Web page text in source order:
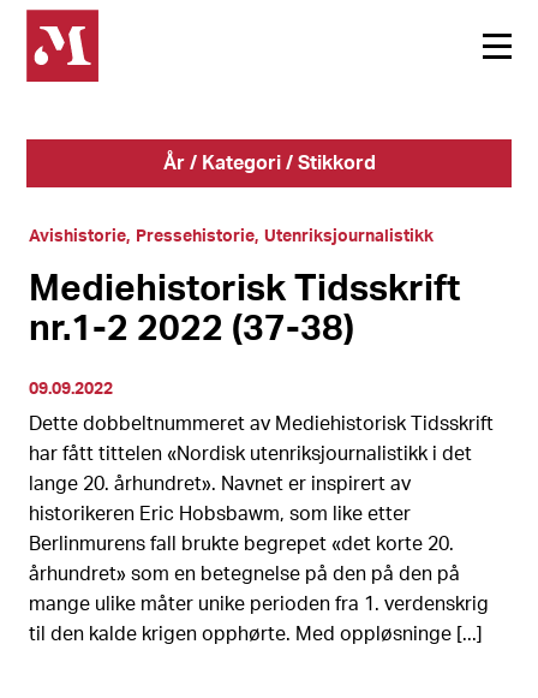
Avishistorie Pressehistorie Utenriksjournalistikk
Mediehistorisk Tidsskrift
nr.1-2 2022 (37-38)
09.09.2022
Dette dobbeltnummeret av Mediehistorisk Tidsskrift
har fått tittelen «Nordisk utenriksjournalistikk i det
lange 20. århundret». Navnet er inspirert av
historikeren Eric Hobsbawm, som like etter
Berlinmurens fall brukte begrepet «det korte 20.
århundret» som en betegnelse på den på den på
mange ulike måter unike perioden fra 1. verdenskrig
til den kalde krigen opphørte. Med oppløsninge [...]
År / Kategori / Stikkord